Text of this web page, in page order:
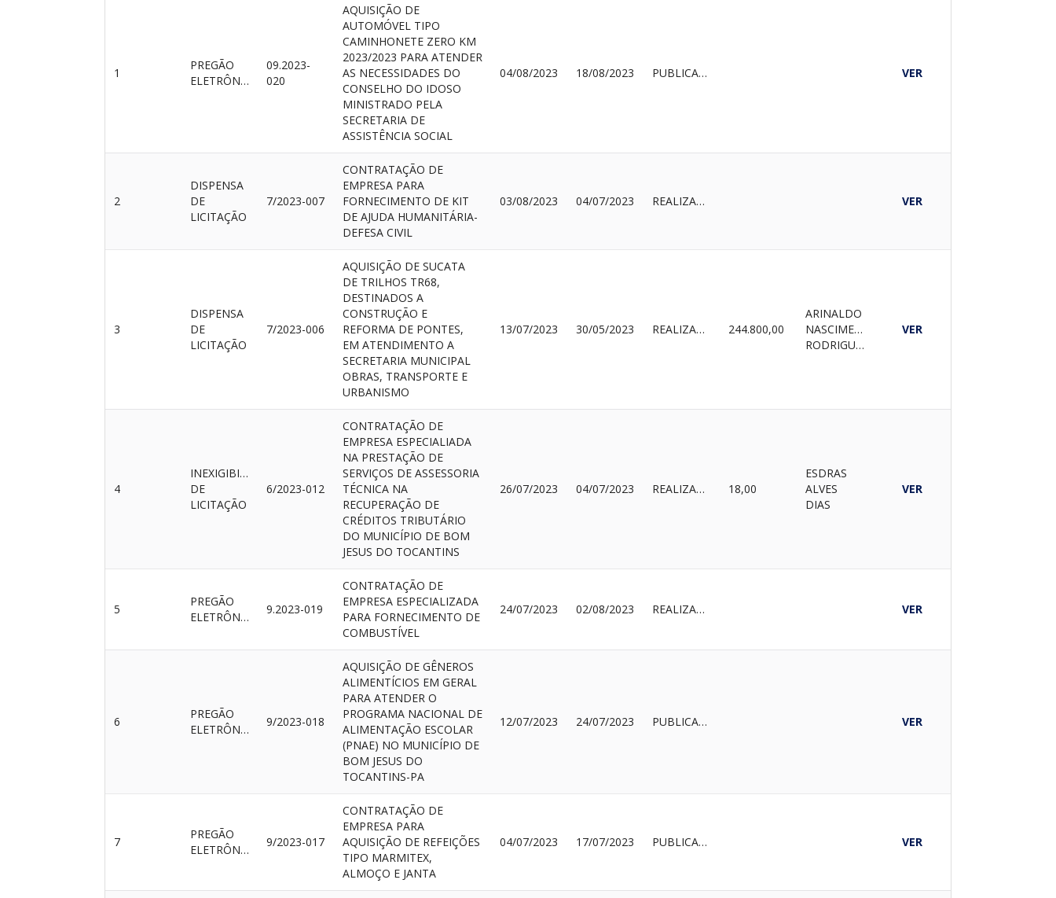
1
PREGÃO
ELETRÔNICO
09.2023-
020
AQUISIÇÃO DE
AUTOMÓVEL TIPO
CAMINHONETE ZERO KM
2023/2023 PARA ATENDER
AS NECESSIDADES DO
CONSELHO DO IDOSO
MINISTRADO PELA
SECRETARIA DE
ASSISTÊNCIA SOCIAL
04/08/2023 18/08/2023 PUBLICADO VER
2
DISPENSA
DE
LICITAÇÃO
7/2023-007
CONTRATAÇÃO DE
EMPRESA PARA
FORNECIMENTO DE KIT
DE AJUDA HUMANITÁRIA-
DEFESA CIVIL
03/08/2023 04/07/2023 REALIZADA VER
3
DISPENSA
DE
LICITAÇÃO
7/2023-006
AQUISIÇÃO DE SUCATA
DE TRILHOS TR68,
DESTINADOS A
CONSTRUÇÃO E
REFORMA DE PONTES,
EM ATENDIMENTO A
SECRETARIA MUNICIPAL
OBRAS, TRANSPORTE E
URBANISMO
13/07/2023 30/05/2023 REALIZADA 244.800,00
ARINALDO
NASCIMENTO
RODRIGUES
VER
4
INEXIGIBILIDADE
DE
LICITAÇÃO
6/2023-012
CONTRATAÇÃO DE
EMPRESA ESPECIALIADA
NA PRESTAÇÃO DE
SERVIÇOS DE ASSESSORIA
TÉCNICA NA
RECUPERAÇÃO DE
CRÉDITOS TRIBUTÁRIO
DO MUNICÍPIO DE BOM
JESUS DO TOCANTINS
26/07/2023 04/07/2023 REALIZADA 18,00
ESDRAS
ALVES
DIAS
VER
5
PREGÃO
ELETRÔNICO
9.2023-019
CONTRATAÇÃO DE
EMPRESA ESPECIALIZADA
PARA FORNECIMENTO DE
COMBUSTÍVEL
24/07/2023 02/08/2023 REALIZADA VER
6
PREGÃO
ELETRÔNICO
9/2023-018
AQUISIÇÃO DE GÊNEROS
ALIMENTÍCIOS EM GERAL
PARA ATENDER O
PROGRAMA NACIONAL DE
ALIMENTAÇÃO ESCOLAR
(PNAE) NO MUNICÍPIO DE
BOM JESUS DO
TOCANTINS-PA
12/07/2023 24/07/2023 PUBLICADO VER
7
PREGÃO
ELETRÔNICO
9/2023-017
CONTRATAÇÃO DE
EMPRESA PARA
AQUISIÇÃO DE REFEIÇÕES
TIPO MARMITEX,
ALMOÇO E JANTA
04/07/2023 17/07/2023 PUBLICADO VER